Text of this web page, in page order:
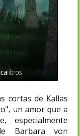
cortas de Kallas
un amor que a
especialmente
Barbara von